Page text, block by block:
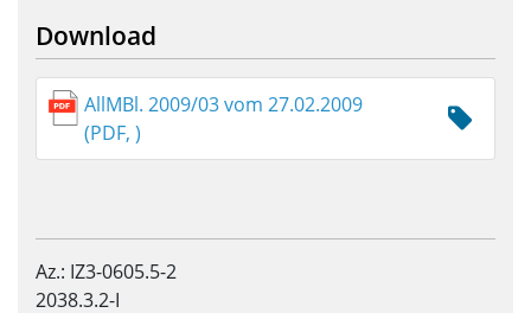
Download
AllMBl. 2009/03 vom 27.02.2009
(PDF, )
Az.: IZ3-0605.5-2
2038.3.2-I